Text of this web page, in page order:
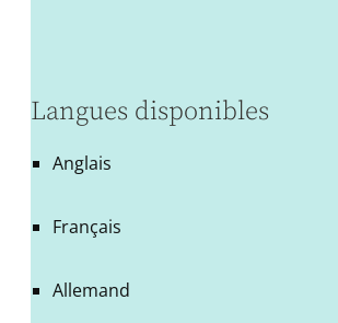
Langues disponibles
Anglais
Français
Allemand